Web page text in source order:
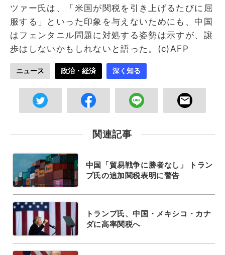
ツァー氏は、「米国が関税を引き上げるたびに屈
服する」といった印象を与えないためにも、中国
はフェンタニル問題に対処する姿勢は示すが、譲
歩はしないかもしれないと語った。(c)AFP
ニュース 政治・経済 深く知る
関連記事
中国「貿易戦争に勝者なし」 トラン
プ氏の追加関税表明に警告
トランプ氏、中国・メキシコ・カナ
ダに高率関税へ